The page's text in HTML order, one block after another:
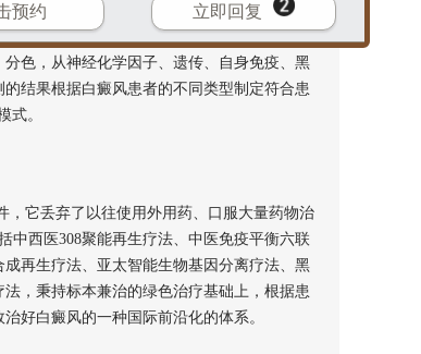
头人以及享·有国务院特殊津贴的医生教
些医生严格把关，他们利用三十余年临床诊疗
色，从神经化学因子、遗传、自身免疫、黑
结果根据白癜风患者的不同类型制定符合患
式。
它丢弃了以往使用外用药、口服大量药物治
中西医308聚能再生疗法、中医免疫平衡六联
再生疗法、亚太智能生物基因分离疗法、黑
，秉持标本兼治的绿色治疗基础上，根据患
好白癜风的一种国际前沿化的体系。
预约 立即回复